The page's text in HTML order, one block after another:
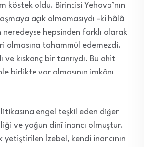
köstek oldu. Birincisi Yehova’nın
açık olmamasıydı -ki hâlâ
neredeyse hepsinden farklı olarak
olmasına tahammül edemezdi.
ve kıskanç bir tanrıydı. Bu ahit
birlikte var olmasının imkânı
engel teşkil eden diğer
ve yoğun dinî inancı olmuştur.
yetiştirilen İzebel, kendi inancının